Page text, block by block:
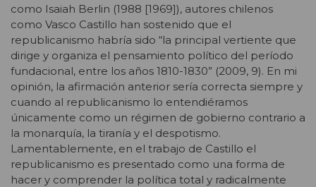
como Isaiah Berlin (1988 [1969]), autores chilenos
como Vasco Castillo han sostenido que el
republicanismo habría sido “la principal vertiente que
dirige y organiza el pensamiento político del período
fundacional, entre los años 1810-1830” (2009, 9). En mi
opinión, la afirmación anterior sería correcta siempre y
cuando al republicanismo lo entendiéramos
únicamente como un régimen de gobierno contrario a
la monarquía, la tiranía y el despotismo.
Lamentablemente, en el trabajo de Castillo el
republicanismo es presentado como una forma de
hacer y comprender la política total y radicalmente